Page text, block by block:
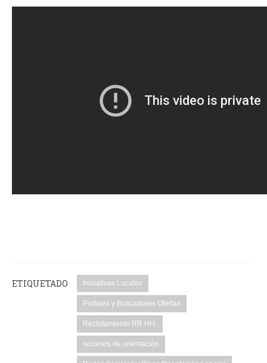
ETIQUETADO Iniciativas Locales
Portales y Buscadores Ofertas
Reclutamiento RR.HH.
recursos de orientación